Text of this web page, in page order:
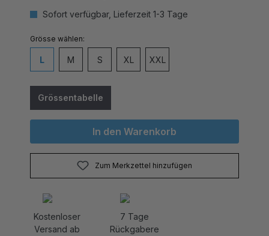
Sofort verfügbar, Lieferzeit 1-3 Tage
Grösse auswählen
L M S XL XXL
Grössentabelle
In den Warenkorb
Zum Merkzettel hinzufügen
Kostenloser
Versand ab
7 Tage
Rückgabere